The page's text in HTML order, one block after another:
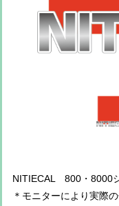
NITIECAL 800・8000
＊モニターにより実際